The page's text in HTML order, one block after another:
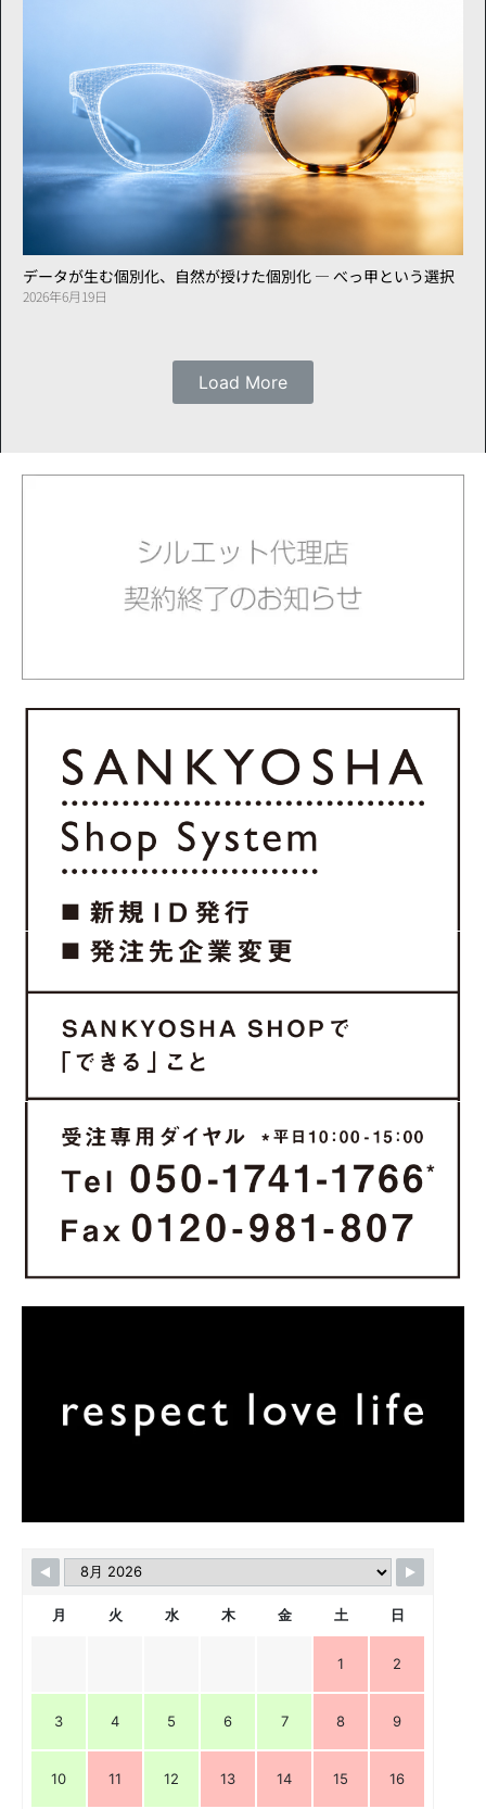
データが生む個別化、自然が授けた個別化 ― べっ甲という選択
2026年6月19日
Load More
月 火 水 木 金 土 日
1 2
3 4 5 6 7 8 9
10 11 12 13 14 15 16